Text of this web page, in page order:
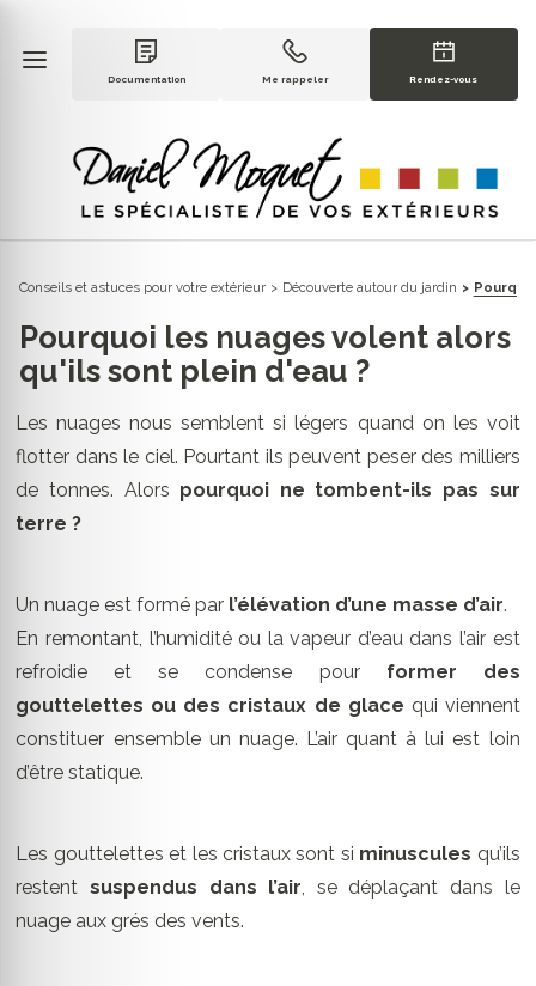
Documentation Me rappeler Rendez-vous
Conseils et astuces pour votre extérieur Découverte autour du jardin
Pourquoi les nuages volent alors
qu'ils sont plein d'eau ?
Les nuages nous semblent si légers quand on les voit
flotter dans le ciel. Pourtant ils peuvent peser des milliers
de tonnes. Alors pourquoi ne tombent-ils pas sur
terre ?
Un nuage est formé par l’élévation d’une masse d’air.
En remontant, l’humidité ou la vapeur d’eau dans l’air est
refroidie et se condense pour former des
gouttelettes ou des cristaux de glace qui viennent
constituer ensemble un nuage. L’air quant à lui est loin
d’être statique.
Les gouttelettes et les cristaux sont si minuscules qu’ils
restentsuspendus dans l’air , se déplaçant dans le
nuage aux grés des vents.